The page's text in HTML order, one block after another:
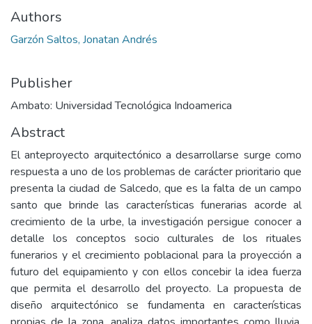
Authors
Garzón Saltos, Jonatan Andrés
Publisher
Ambato: Universidad Tecnológica Indoamerica
Abstract
El anteproyecto arquitectónico a desarrollarse surge como
respuesta a uno de los problemas de carácter prioritario que
presenta la ciudad de Salcedo, que es la falta de un campo
santo que brinde las características funerarias acorde al
crecimiento de la urbe, la investigación persigue conocer a
detalle los conceptos socio culturales de los rituales
funerarios y el crecimiento poblacional para la proyección a
futuro del equipamiento y con ellos concebir la idea fuerza
que permita el desarrollo del proyecto. La propuesta de
diseño arquitectónico se fundamenta en características